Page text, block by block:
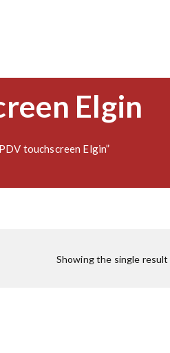
Elgin
touchscreen Elgin”
Showing the single result